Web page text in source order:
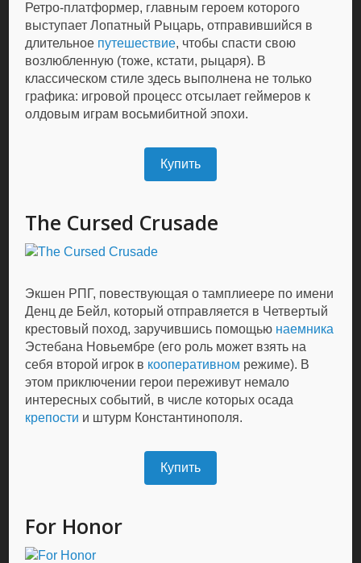
Ретро-платформер, главным героем которого
выступает Лопатный Рыцарь, отправившийся в
длительное путешествие, чтобы спасти свою
возлюбленную (тоже, кстати, рыцаря). В
классическом стиле здесь выполнена не только
графика: игровой процесс отсылает геймеров к
олдовым играм восьмибитной эпохи.
Купить
The Cursed Crusade
Экшен РПГ, повествующая о тамплиеере по имени
Денц де Бейл, который отправляется в Четвертый
крестовый поход, заручившись помощью наемника
Эстебана Новьембре (его роль может взять на
себя второй игрок в кооперативном режиме). В
этом приключении герои переживут немало
интересных событий, в числе которых осада
крепости и штурм Константинополя.
Купить
For Honor